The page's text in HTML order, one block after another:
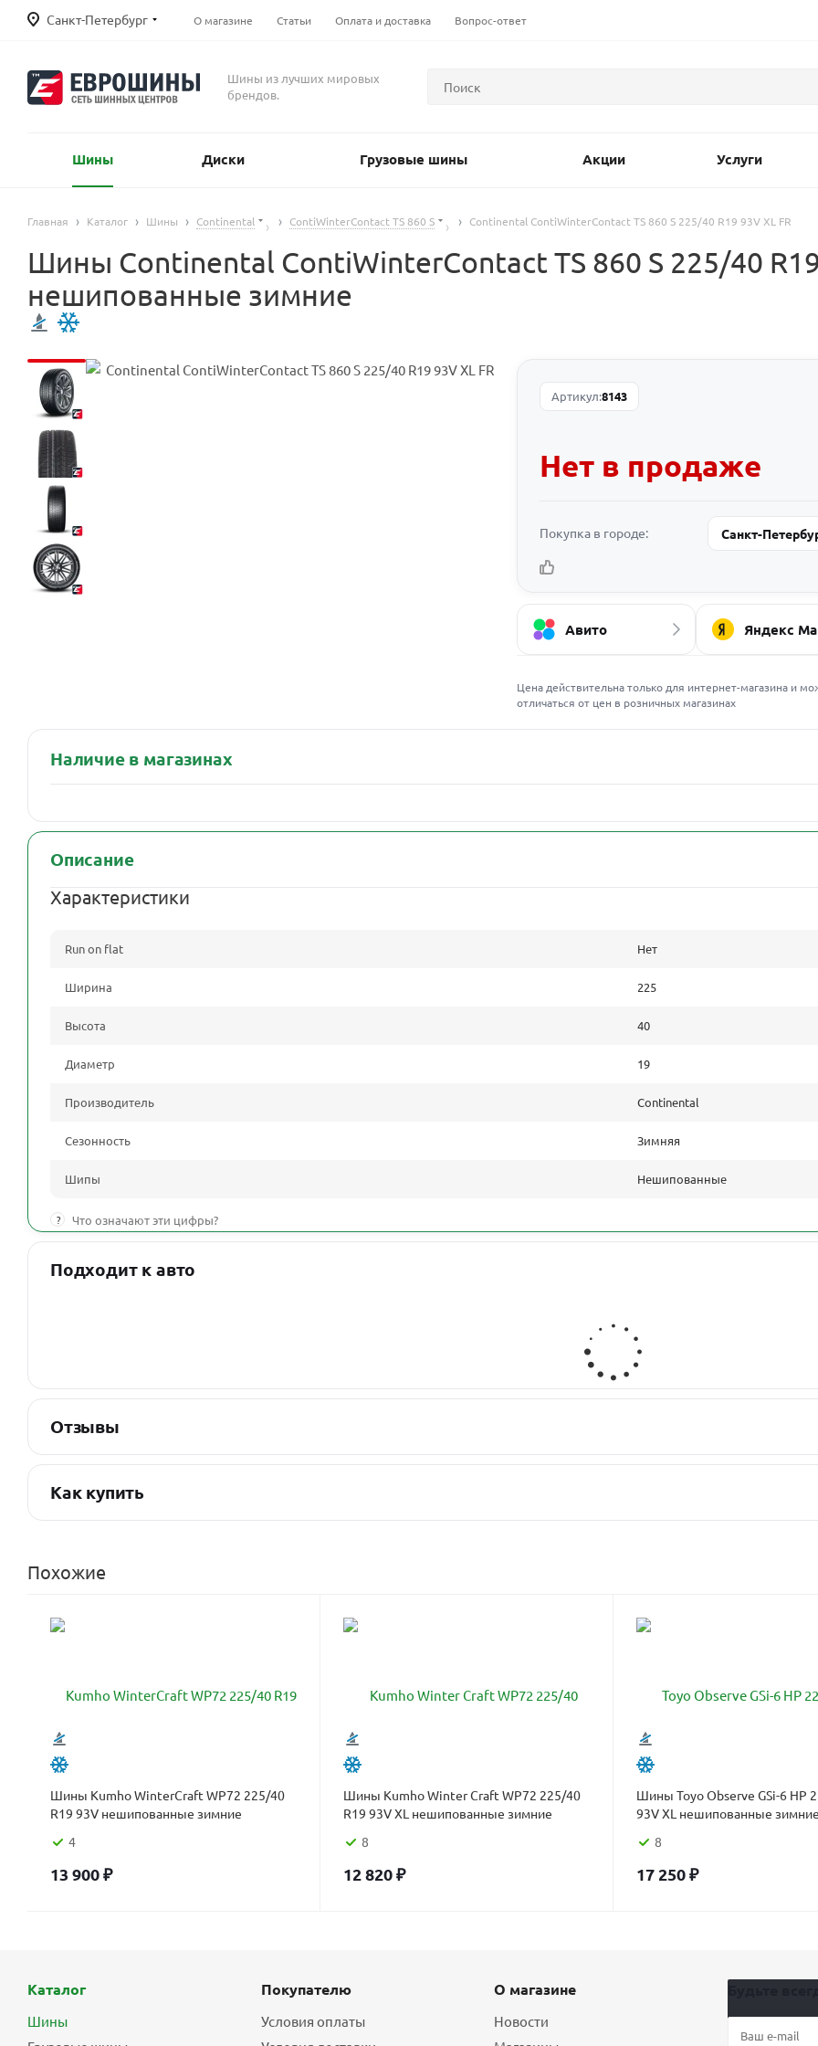
Санкт-Петербург О магазине Статьи Оплата и доставка Вопрос-ответ
Шины из лучших мировых
брендов.
Шины Диски Грузовые шины Акции Услуги
Главная Каталог Шины Continental ContiWinterContact TS 860 S Continental ContiWinterContact TS 860 S 225/40 R19 93V XL FR
Шины Continental ContiWinterContact TS 860 S 225/40 R19
нешипованные зимние
Артикул:8143
Нет в продаже
Покупка в городе: Санкт-
Авито Яндекс
Цена действительна только для интернет-магазина и
отличаться от цен в розничных магазинах
Наличие в магазинах
Описание
Характеристики
Run on flat Нет
Ширина 225
Высота 40
Диаметр 19
Производитель Continental
Сезонность Зимняя
Шипы Нешипованные
? Что означают эти цифры?
Подходит к авто
Отзывы
Как купить
Похожие
Шины Kumho WinterCraft WP72 225/40
R19 93V нешипованные зимние
4
13 900₽
Шины Kumho Winter Craft WP72 225/40
R19 93V XL нешипованные зимние
8
12 820₽
Шины Toyo Observe GSi-6 HP
93V XL нешипованные
8
17 250₽
Каталог
Шины
Покупателю
Условия оплаты
О магазине
Новости